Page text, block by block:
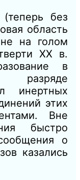
без
область
на голом
XX в.
в
инертных
этих
Вне
быстро
о
казались